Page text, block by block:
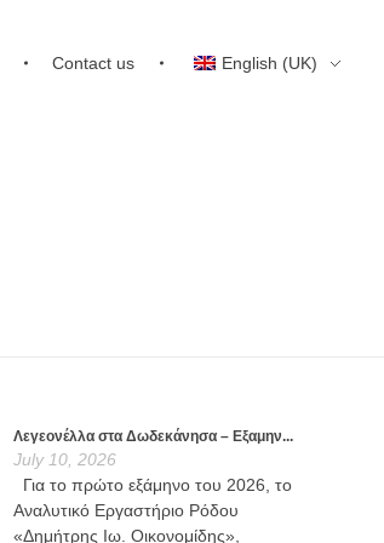
Contact us English (UK)
Λεγεονέλλα στα Δωδεκάνησα – Εξαμην...
July 10, 2026
Για το πρώτο εξάμηνο του 2026, το
Αναλυτικό Εργαστήριο Ρόδου
«Δημήτρης Ιω. Οικονομίδης»,